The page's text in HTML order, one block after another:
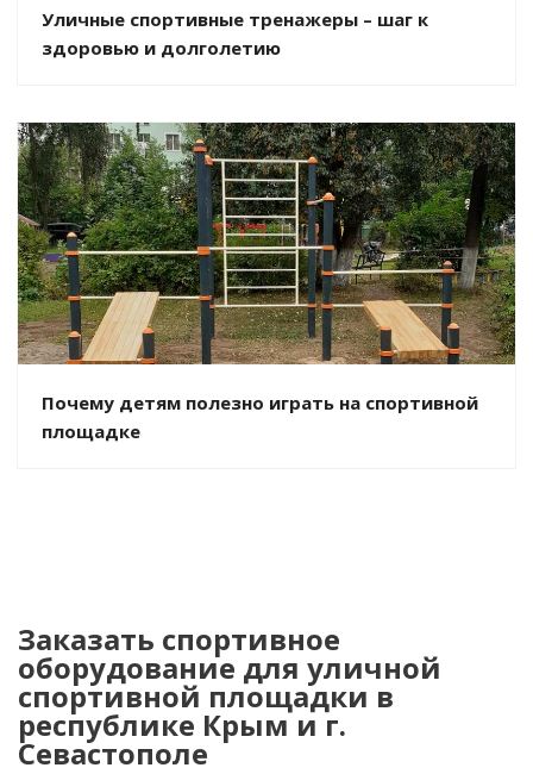
Уличные спортивные тренажеры – шаг к
здоровью и долголетию
Почему детям полезно играть на спортивной
площадке
Заказать спортивное
оборудование для уличной
спортивной площадки в
республике Крым и г.
Севастополе